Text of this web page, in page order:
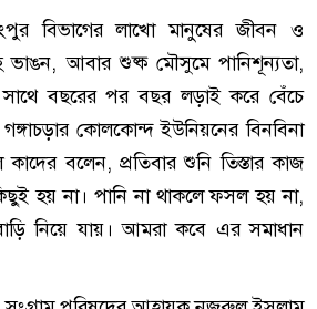
বিভাগের লাখো মানুষের জীবন ও
ভাঙন, আবার শুষ্ক মৌসুমে পানিশূন্যতা,
বছরের পর বছর লড়াই করে বেঁচে
কোলকোন্দ ইউনিয়নের বিনবিনা
বলেন, প্রতিবার শুনি তিস্তার কাজ
হয় না। পানি না থাকলে ফসল হয় না,
নিয়ে যায়। আমরা কবে এর সমাধান